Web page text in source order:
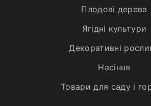
Плодові дерева
Ягідні культури
Декоративні
Насіння
Товари для саду і